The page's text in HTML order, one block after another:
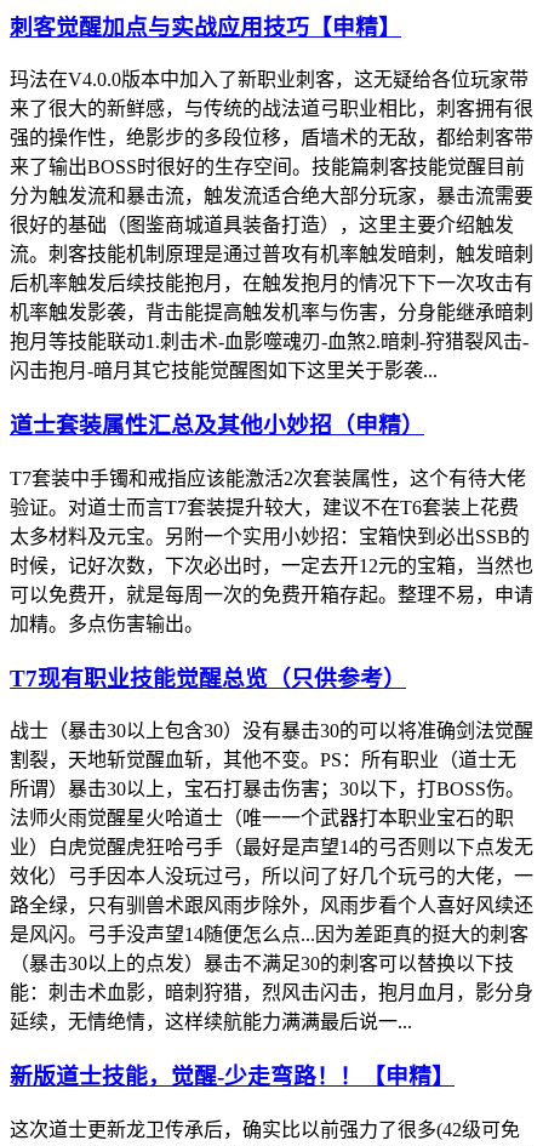
刺客觉醒加点与实战应用技巧【申精】
玛法在V4.0.0版本中加入了新职业刺客，这无疑给各位玩家带
来了很大的新鲜感，与传统的战法道弓职业相比，刺客拥有很
强的操作性，绝影步的多段位移，盾墙术的无敌，都给刺客带
来了输出BOSS时很好的生存空间。技能篇刺客技能觉醒目前
分为触发流和暴击流，触发流适合绝大部分玩家，暴击流需要
很好的基础（图鉴商城道具装备打造），这里主要介绍触发
流。刺客技能机制原理是通过普攻有机率触发暗刺，触发暗刺
后机率触发后续技能抱月，在触发抱月的情况下下一次攻击有
机率触发影袭，背击能提高触发机率与伤害，分身能继承暗刺
抱月等技能联动1.刺击术-血影噬魂刃-血煞2.暗刺-狩猎裂风击-
闪击抱月-暗月其它技能觉醒图如下这里关于影袭...
道士套装属性汇总及其他小妙招（申精）
T7套装中手镯和戒指应该能激活2次套装属性，这个有待大佬
验证。对道士而言T7套装提升较大，建议不在T6套装上花费
太多材料及元宝。另附一个实用小妙招：宝箱快到必出SSB的
时候，记好次数，下次必出时，一定去开12元的宝箱，当然也
可以免费开，就是每周一次的免费开箱存起。整理不易，申请
加精。多点伤害输出。
T7现有职业技能觉醒总览（只供参考）
战士（暴击30以上包含30）没有暴击30的可以将准确剑法觉醒
割裂，天地斩觉醒血斩，其他不变。PS：所有职业（道士无
所谓）暴击30以上，宝石打暴击伤害；30以下，打BOSS伤。
法师火雨觉醒星火哈道士（唯一一个武器打本职业宝石的职
业）白虎觉醒虎狂哈弓手（最好是声望14的弓否则以下点发无
效化）弓手因本人没玩过弓，所以问了好几个玩弓的大佬，一
路全绿，只有驯兽术跟风雨步除外，风雨步看个人喜好风续还
是风闪。弓手没声望14随便怎么点...因为差距真的挺大的刺客
（暴击30以上的点发）暴击不满足30的刺客可以替换以下技
能：刺击术血影，暗刺狩猎，烈风击闪击，抱月血月，影分身
延续，无情绝情，这样续航能力满满最后说一...
新版道士技能，觉醒-少走弯路！！【申精】
这次道士更新龙卫传承后，确实比以前强力了很多(42级可免